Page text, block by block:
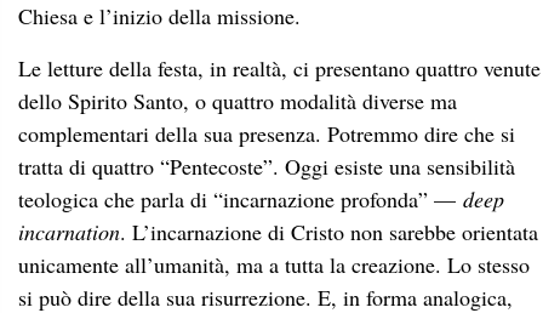
Chiesa e l’inizio della missione.
Le letture della festa, in realtà, ci presentano quattro venute
dello Spirito Santo, o quattro modalità diverse ma
complementari della sua presenza. Potremmo dire che si
tratta di quattro “Pentecoste”. Oggi esiste una sensibilità
teologica che parla di “incarnazione profonda” — deep
incarnation. L’incarnazione di Cristo non sarebbe orientata
unicamente all’umanità, ma a tutta la creazione. Lo stesso
si può dire della sua risurrezione. E, in forma analogica,